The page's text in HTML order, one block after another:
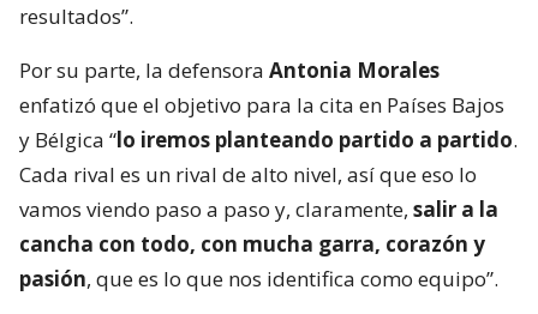
resultados”.
Por su parte, la defensora Antonia Morales
enfatizó que el objetivo para la cita en Países Bajos
y Bélgica “lo iremos planteando partido a partido.
Cada rival es un rival de alto nivel, así que eso lo
vamos viendo paso a paso y, claramente, salir a la
cancha con todo, con mucha garra, corazón y
pasión, que es lo que nos identifica como equipo”.